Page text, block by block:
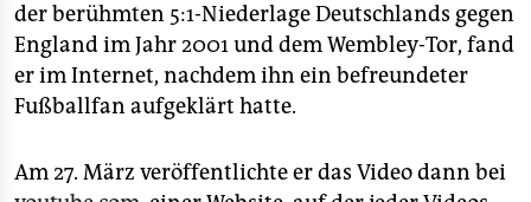
der berühmten 5:1-Niederlage Deutschlands gegen
England im Jahr 2001 und dem Wembley-Tor, fand
er im Internet, nachdem ihn ein befreundeter
Fußballfan aufgeklärt hatte.
Am 27. März veröffentlichte er das Video dann bei